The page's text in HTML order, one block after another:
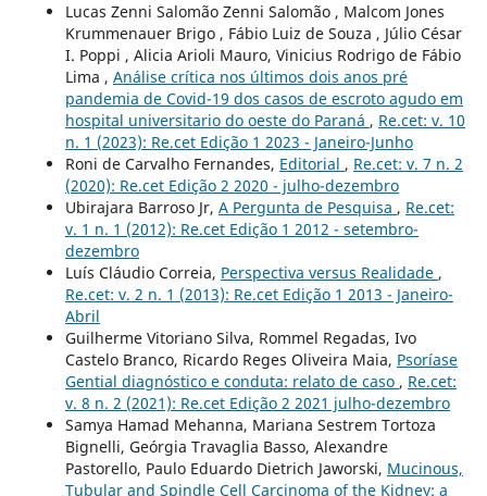
Lucas Zenni Salomão Zenni Salomão , Malcom Jones
Krummenauer Brigo , Fábio Luiz de Souza , Júlio César
I. Poppi , Alicia Arioli Mauro, Vinicius Rodrigo de Fábio
Lima , Análise crítica nos últimos dois anos pré
pandemia de Covid-19 dos casos de escroto agudo em
hospital universitario do oeste do Paraná , Re.cet: v. 10
n. 1 (2023): Re.cet Edição 1 2023 - Janeiro-Junho
Roni de Carvalho Fernandes, Editorial , Re.cet: v. 7 n. 2
(2020): Re.cet Edição 2 2020 - julho-dezembro
Ubirajara Barroso Jr, A Pergunta de Pesquisa , Re.cet:
v. 1 n. 1 (2012): Re.cet Edição 1 2012 - setembro-
dezembro
Luís Cláudio Correia, Perspectiva versus Realidade ,
Re.cet: v. 2 n. 1 (2013): Re.cet Edição 1 2013 - Janeiro-
Abril
Guilherme Vitoriano Silva, Rommel Regadas, Ivo
Castelo Branco, Ricardo Reges Oliveira Maia, Psoríase
Gential diagnóstico e conduta: relato de caso , Re.cet:
v. 8 n. 2 (2021): Re.cet Edição 2 2021 julho-dezembro
Samya Hamad Mehanna, Mariana Sestrem Tortoza
Bignelli, Geórgia Travaglia Basso, Alexandre
Pastorello, Paulo Eduardo Dietrich Jaworski, Mucinous,
Tubular and Spindle Cell Carcinoma of the Kidney: a